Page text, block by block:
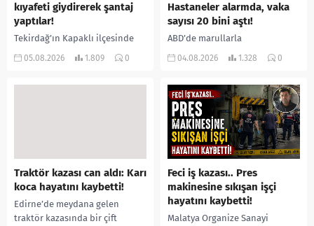
kıyafeti giydirerek şantaj
yaptılar!
Tekirdağ’ın Kapaklı ilçesinde
bir kişiyi, arkadaşının eşiyle
05.08.2026 1.809 0
Hastaneler alarmda, vaka
sayısı 20 bini aştı!
ABD’de marullarla
ilişkilendirilen siklospora
salgında vaka sayısının 20 bini
aştığı belirtilirken, sağlık...
04.08.2026 1.328 0
Traktör kazası can aldı: Karı
koca hayatını kaybetti!
Edirne’de meydana gelen
traktör kazasında bir çift
Feci iş kazası.. Pres
makinesine sıkışan işçi
hayatını kaybetti!
Malatya Organize Sanayi